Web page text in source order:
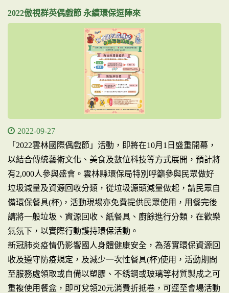
2022傲視群英偶戲節 永續環保逗陣來
2022-09-27
「2022雲林國際偶戲節」活動，即將在10月1日盛重開幕，
以結合傳統藝術文化、美食及數位科技等方式展開，預計將
有2,000人參與盛會。雲林縣環保局特別呼籲參與民眾做好
垃圾減量及資源回收分類，從垃圾源頭減量做起，請民眾自
備環保餐具(杯)，活動現場亦免費提供民眾使用，用餐完後
請將一般垃圾、資源回收、紙餐具、廚餘進行分類，在歡樂
氣氛下，以實際行動護持環保活動。
新冠肺炎疫情仍影響國人身體健康安全，為落實環保資源回
收及遵守防疫規定，及減少一次性餐具(杯)使用，活動期間
至服務處領取或自備以塑膠、不銹鋼或玻璃等材質製成之可
重複使用餐盒，即可兌領20元消費折抵卷，可逕至會場活動